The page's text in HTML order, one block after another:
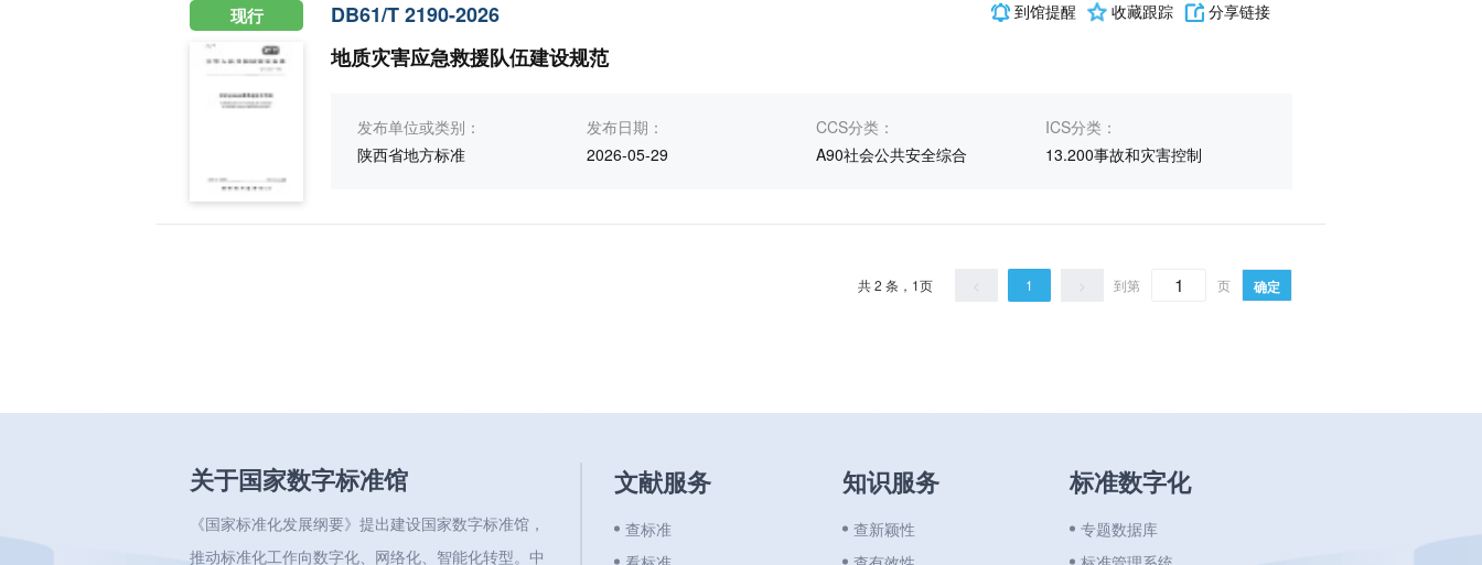
现行
DB61/T 2190-2026
地质灾害应急救援队伍建设规范
到馆提醒 收藏跟踪 分享链接
发布单位或类别：
陕西省地方标准
发布日期：
2026-05-29
CCS分类：
A90社会公共安全综合
ICS分类：
13.200事故和灾害控制
共 2 条，1页 < 1 > 到第 页 确定
关于国家数字标准馆
《国家标准化发展纲要》提出建设国家数字标准馆，
推动标准化工作向数字化、网络化、智能化转型。中
文献服务
查标准
知识服务
查新颖性
标准数字化
专题数据库